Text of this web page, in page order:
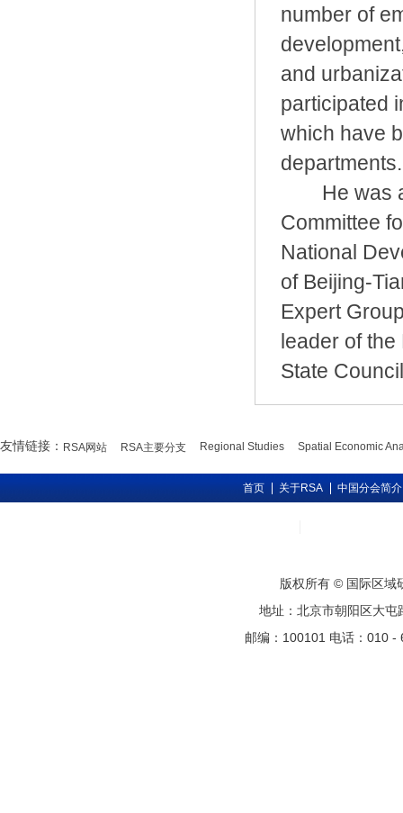
number of
and
participated
which have
departments.
He was
Committee
National
of Beijing-
Expert
leader of
State
友情链接： RSA网站 RSA主要分支 Regional Studies Spatial Economic
首页 关于RSA 中国分会简介
版权所有 © 国际区
地址：北京市朝阳区大
邮编：100101 电话：010